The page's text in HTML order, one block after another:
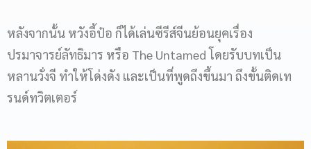
หลังจากนั้น หวังอี้ป๋อ ก็ได้เล่นซีรีส์จีนย้อนยุคเรื่อง
ปรมาจารย์ลัทธิมาร หรือ The Untamed โดยรับบทเป็น
หลานวั่งจี ทำให้โด่งดัง และเป็นที่พูดถึงขึ้นมา ถึงขั้นติดเท
รนด์ทวิตเตอร์